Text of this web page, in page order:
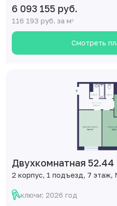
6 093 155 руб.
116 193 руб. за м2
Смотреть
Двухкомнатная 52.44
2 корпус, 1 подъезд, 7
ключи: 2026 год